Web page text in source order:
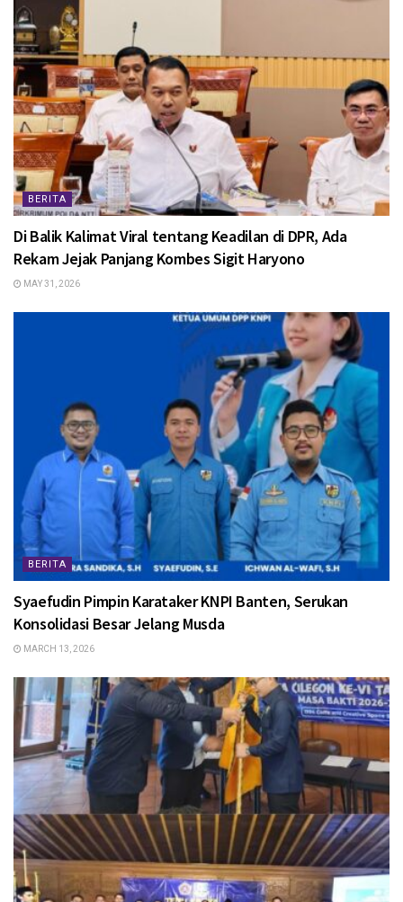
BERITA
Di Balik Kalimat Viral tentang Keadilan di DPR, Ada
Rekam Jejak Panjang Kombes Sigit Haryono
MAY 31, 2026
BERITA
Syaefudin Pimpin Karataker KNPI Banten, Serukan
Konsolidasi Besar Jelang Musda
MARCH 13, 2026